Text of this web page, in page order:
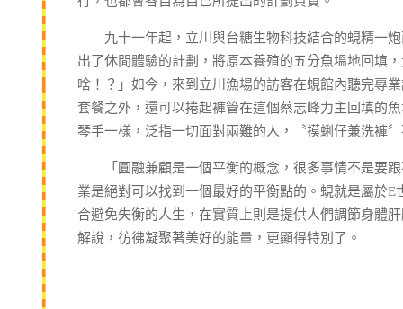
九十一年起，立川與台糖生物科技結合的蜆精一炮
出了休閒體驗的計劃，將原本養殖的五分魚塭地回填
啥！？」如今，來到立川漁場的訪客在蜆館內聽完專
套餐之外，還可以捲起褲管在這個蔡志峰力主回填的
琴手一樣，泛指一切面對兩難的人，〝摸蜊仔兼洗
「圓融兼顧是一個平衡的概念，很多事情不是要跟
業是絕對可以找到一個最好的平衡點的。蜆就是屬於
合避免失衡的人生，在實質上則是提供人們調節身體
解說，彷彿凝聚著美好的能量，更顯得特別了。